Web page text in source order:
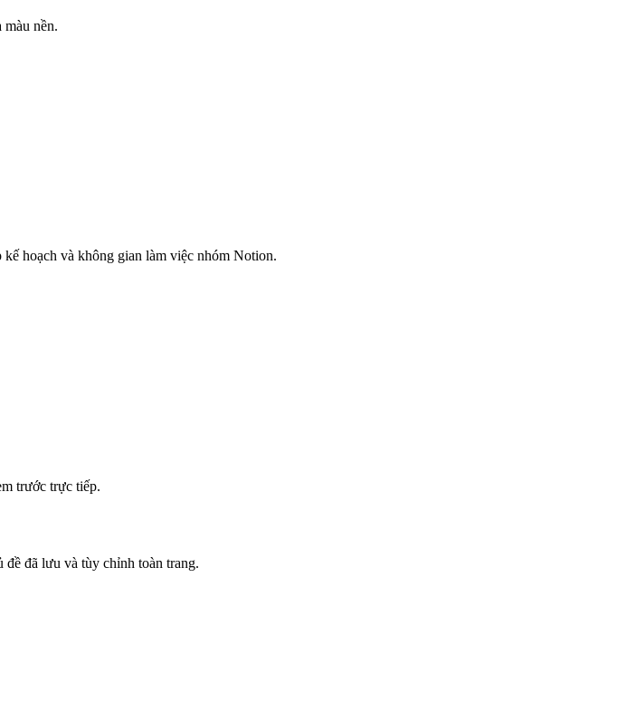
nền.
hoạch và không gian làm việc nhóm Notion.
trước trực tiếp.
đề đã lưu và tùy chỉnh toàn trang.